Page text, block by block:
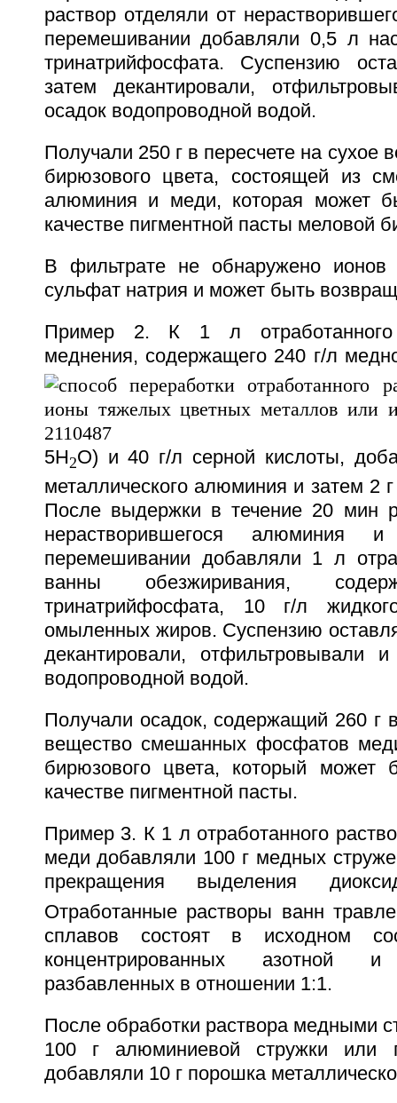
раствор отделяли от
перемешивании добавляли 0,5 л
тринатрийфосфата. Суспензию
затем декантировали,
осадок водопроводной водой.
Получали 250 г в пересчете на сухое
бирюзового цвета, состоящей из
алюминия и меди, которая может
качестве пигментной пасты меловой
В фильтрате не обнаружено
сульфат натрия и может быть
Пример 2. К 1 л отработанного
меднения, содержащего 240 г/л
5H2O) и 40 г/л серной кислоты,
металлического алюминия и затем 2
После выдержки в течение 20 мин
нерастворившегося алюминия
перемешивании добавляли 1 л
ванны обезжиривания,
тринатрийфосфата, 10 г/л
омыленных жиров. Суспензию
декантировали, отфильтровывали
водопроводной водой.
Получали осадок, содержащий 260 г
вещество смешанных фосфатов
бирюзового цвета, который может
качестве пигментной пасты.
Пример 3. К 1 л отработанного
меди добавляли 100 г медных
прекращения выделения
Отработанные растворы ванн
сплавов состоят в исходном
концентрированных азотной
разбавленных в отношении 1:1.
После обработки раствора медными
100 г алюминиевой стружки или
добавляли 10 г порошка